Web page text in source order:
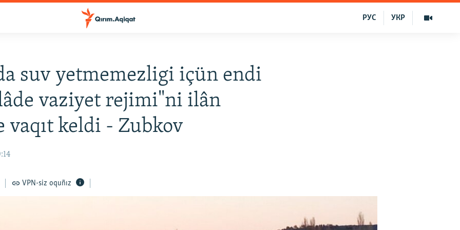
УКР
РУС
suv yetmemezligi içün endi
vaziyet rejimi"ni ilân
vaqıt keldi - Zubkov
VPN-siz oquñız